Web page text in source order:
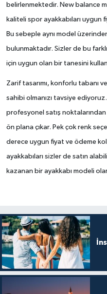
belirlenmektedir. New balance
kaliteli spor ayakkabıları uygun
Bu sebeple aynı model
bulunmaktadır. Sizler de bu
için uygun olan bir tanesini
Zarif tasarımı, konforlu tabanı
sahibi olmanızı tavsiye
profesyonel satış
ön plana çıkar. Pek çok renk
derece uygun fiyat ve ödeme
ayakkabıları sizler de satın
kazanan bir ayakkabı modeli